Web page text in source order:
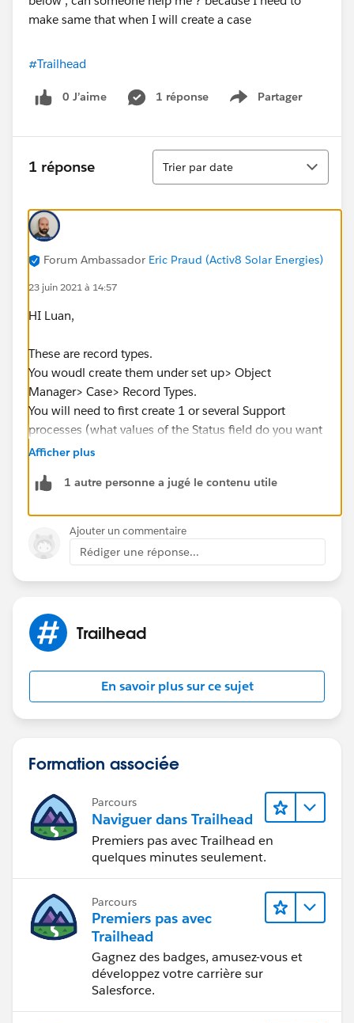
#Trailhead
0 J’aime 1 réponse Partager
Show menu
1 réponse
Tri
Trier par date
Forum Ambassador Eric Praud (Activ8 Solar Energies)
23 juin 2021 à 14:57
HI Luan,
These are record types.
You woudl create them under set up> Object
Manager> Case> Record Types.
You will need to first create 1 or several Support
processes (what values of the Status field do you want
available with each record type):
ojects/customize-a-salesforce-object/create-record-
https://help.salesforce.com/articleView?
id=sf.creating_record_types.htm&type=5
Afficher plus
1 autre personne a jugé le contenu utile
Ajouter un commentaire
Rédiger une réponse...
Trailhead
En savoir plus sur ce sujet
Formation associée
Parcours
Naviguer dans Trailhead
Premiers pas avec Trailhead en
quelques minutes seulement.
Parcours
Premiers pas avec
Trailhead
Gagnez des badges, amusez-vous et
développez votre carrière sur
Salesforce.